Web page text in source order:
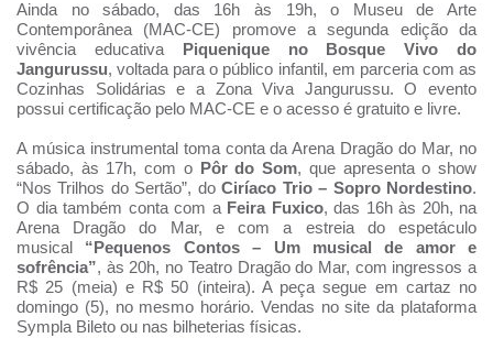
Ainda no sábado, das 16h às 19h, o Museu de Arte
Contemporânea (MAC-CE) promove a segunda edição da
vivência educativa
Piquenique no Bosque Vivo do
Jangurussu, voltada para o público infantil, em parceria com as
Cozinhas Solidárias e a Zona Viva Jangurussu. O evento
possui certificação pelo MAC-CE e o acesso é gratuito e livre.
A música instrumental toma conta da Arena Dragão do Mar, no
sábado, às 17h, com o
Pôr do Som, que apresenta o show
“Nos Trilhos do Sertão”, doCiríaco Trio – Sopro Nordestino.
O dia também conta com a Feira Fuxico, das 16h às 20h, na
Arena Dragão do Mar, e com a estreia do espetáculo
musical “Pequenos Contos – Um musical de amor e
sofrência”, às 20h, no Teatro Dragão do Mar, com ingressos a
R$ 25 (meia) e R$ 50 (inteira). A peça segue em cartaz no
domingo (5), no mesmo horário. Vendas no site da plataforma
Sympla Bileto ou nas bilheterias físicas.